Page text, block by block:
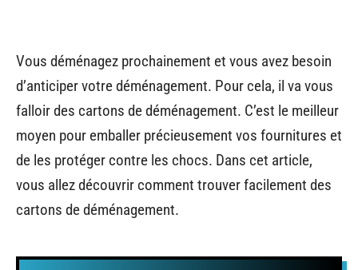
Vous déménagez prochainement et vous avez besoin
d’anticiper votre déménagement. Pour cela, il va vous
falloir des cartons de déménagement. C’est le meilleur
moyen pour emballer précieusement vos fournitures et
de les protéger contre les chocs. Dans cet article,
vous allez découvrir comment trouver facilement des
cartons de déménagement.